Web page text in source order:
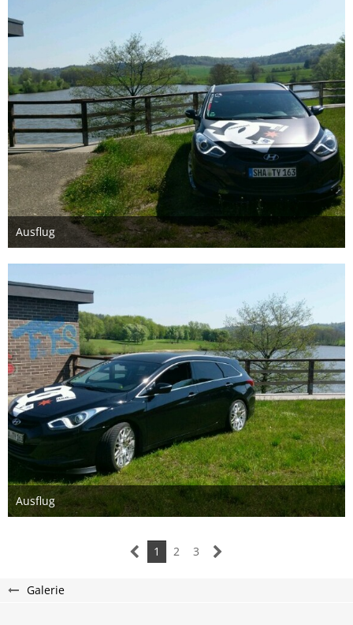
Ausflug
7. Mai 2016
Ausflug
7. Mai 2016
1 2 3
Galerie